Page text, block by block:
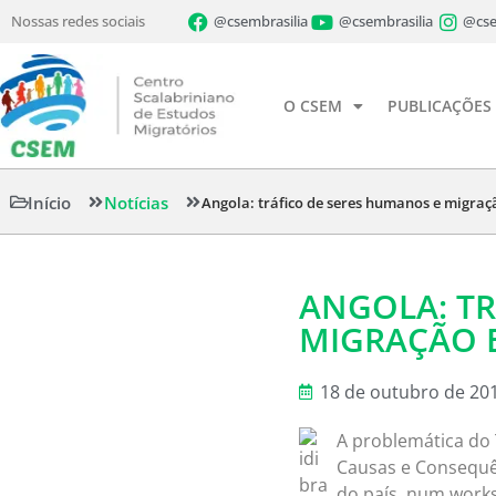
Nossas redes sociais @csembrasilia @csembrasilia
O CSEM PUBLICAÇÕES
Início Notícias Angola: tráfico de seres humanos e
ANGOLA:
MIGRAÇÃO
18 de outubro de
A problemática
Causas e